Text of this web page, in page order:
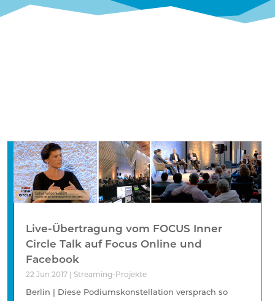
Live-Übertragung vom FOCUS Inner
Circle Talk auf Focus Online und
Facebook
22 Jun 2017 | Streaming-Projekte
Berlin | Diese Podiumskonstellation versprach so